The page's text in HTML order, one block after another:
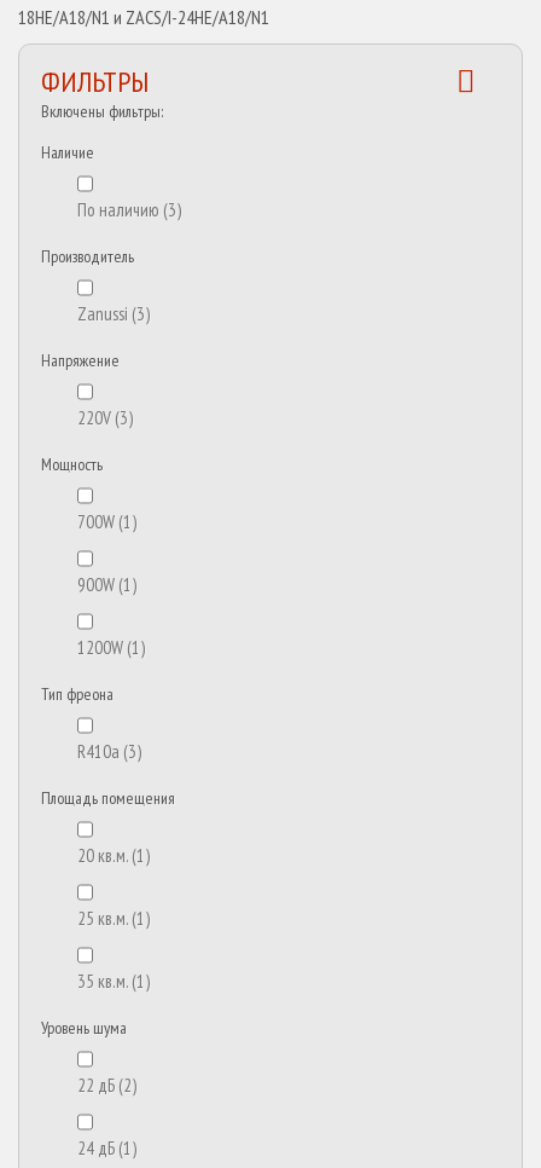
18HE/A18/N1 и ZACS/I-24HE/A18/N1
ФИЛЬТРЫ
Включены фильтры:
Наличие
По наличию (3)
Производитель
Zanussi (3)
Напряжение
220V (3)
Мощность
700W (1)
900W (1)
1200W (1)
Тип фреона
R410a (3)
Площадь помещения
20 кв.м. (1)
25 кв.м. (1)
35 кв.м. (1)
Уровень шума
22 дБ (2)
24 дБ (1)